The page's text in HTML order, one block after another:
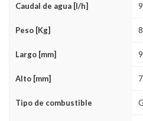
Caudal de agua [l/h]
Peso [Kg]
Largo [mm]
Alto [mm]
Tipo de combustible